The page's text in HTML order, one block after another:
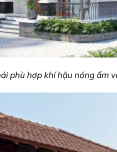
phù hợp khí hậu nóng ẩm